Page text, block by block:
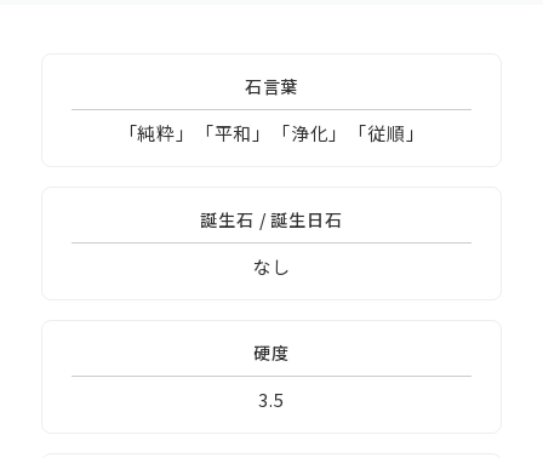
石言葉
「純粋」「平和」「浄化」「従順」
誕生石 / 誕生日石
なし
硬度
3.5